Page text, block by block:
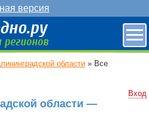
версия
области » Все
Вход
области —